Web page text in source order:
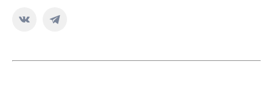
Страница
открывается
Страница
открывается